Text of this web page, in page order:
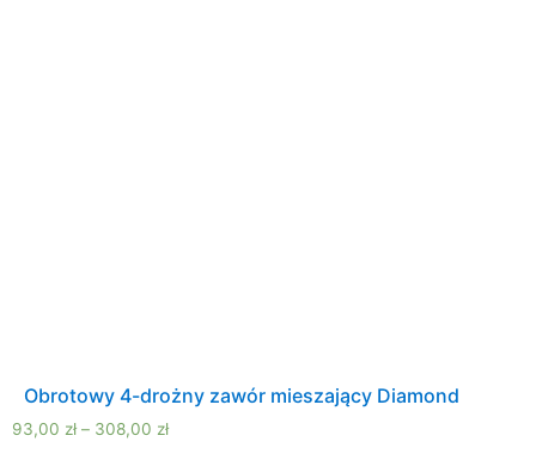
Obrotowy 4-drożny zawór mieszający Diamond
93,00 zł – 308,00 zł